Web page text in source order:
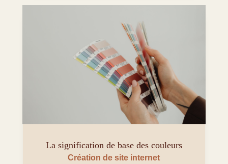
La signification de base des couleurs
Création de site internet